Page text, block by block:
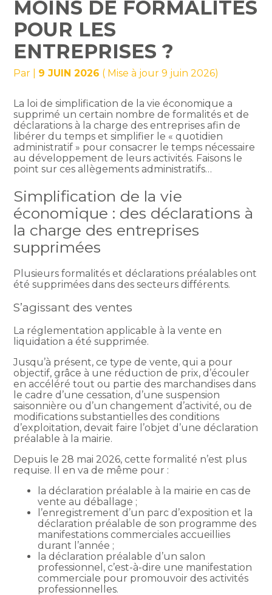
MOINS DE FORMALITÉS
POUR LES
ENTREPRISES ?
Par 9 JUIN 2026 ( Mise à jour 9 juin 2026)
La loi de simplification de la vie économique a
supprimé un certain nombre de formalités et de
déclarations à la charge des entreprises afin de
libérer du temps et simplifier le « quotidien
administratif » pour consacrer le temps nécessaire
au développement de leurs activités. Faisons le
point sur ces allègements administratifs…
Simplification de la vie
économique : des déclarations à
la charge des entreprises
supprimées
Plusieurs formalités et déclarations préalables ont
été supprimées dans des secteurs différents.
S’agissant des ventes
La réglementation applicable à la vente en
liquidation a été supprimée.
Jusqu’à présent, ce type de vente, qui a pour
objectif, grâce à une réduction de prix, d’écouler
en accéléré tout ou partie des marchandises dans
le cadre d’une cessation, d’une suspension
saisonnière ou d’un changement d’activité, ou de
modifications substantielles des conditions
d’exploitation, devait faire l’objet d’une déclaration
préalable à la mairie.
Depuis le 28 mai 2026, cette formalité n’est plus
requise. Il en va de même pour :
la déclaration préalable à la mairie en cas de
vente au déballage ;
l’enregistrement d’un parc d’exposition et la
déclaration préalable de son programme des
manifestations commerciales accueillies
durant l’année ;
la déclaration préalable d’un salon
professionnel, c’est-à-dire une manifestation
commerciale pour promouvoir des activités
professionnelles.